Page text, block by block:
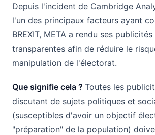
Depuis l'incident de Cambridge
l'un des principaux facteurs ayant
BREXIT, META a rendu ses
transparentes afin de réduire le
manipulation de l'électorat.
Que signifie cela ? Toutes les
discutant de sujets politiques et
(susceptibles d'avoir un objectif
"préparation" de la population)